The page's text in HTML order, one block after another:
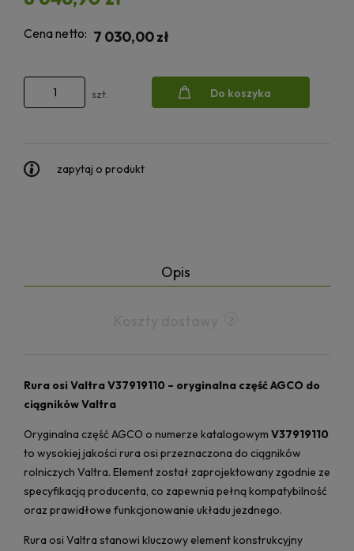
Cena netto: 7 030,00 zł
szt. Do koszyka
zapytaj o produkt
Opis
Rura osi Valtra V37919110 – oryginalna część AGCO do
ciągników Valtra
Oryginalna część AGCO o numerze katalogowym V37919110
to wysokiej jakości rura osi przeznaczona do ciągników
rolniczych Valtra. Element został zaprojektowany zgodnie ze
specyfikacją producenta, co zapewnia pełną kompatybilność
oraz prawidłowe funkcjonowanie układu jezdnego.
Rura osi Valtra stanowi kluczowy element konstrukcyjny